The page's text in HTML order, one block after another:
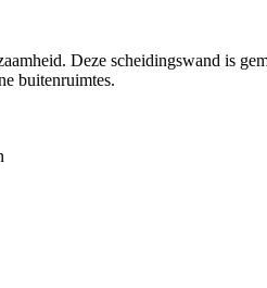
Deze scheidingswand is
buitenruimtes.